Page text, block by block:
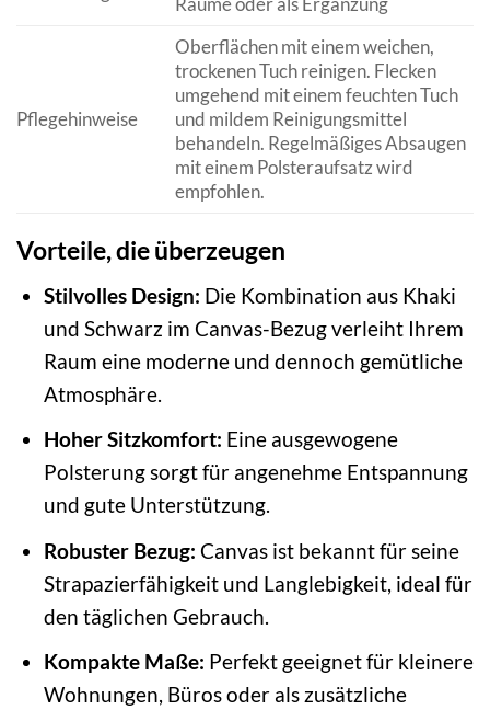
Pflegehinweise
Oberflächen mit einem weichen,
trockenen Tuch reinigen. Flecken
umgehend mit einem feuchten Tuch
und mildem Reinigungsmittel
behandeln. Regelmäßiges Absaugen
mit einem Polsteraufsatz wird
empfohlen.
Vorteile, die überzeugen
Stilvolles Design: Die Kombination aus Khaki
und Schwarz im Canvas-Bezug verleiht Ihrem
Raum eine moderne und dennoch gemütliche
Atmosphäre.
Hoher Sitzkomfort: Eine ausgewogene
Polsterung sorgt für angenehme Entspannung
und gute Unterstützung.
Robuster Bezug: Canvas ist bekannt für seine
Strapazierfähigkeit und Langlebigkeit, ideal für
den täglichen Gebrauch.
Kompakte Maße: Perfekt geeignet für kleinere
Wohnungen, Büros oder als zusätzliche